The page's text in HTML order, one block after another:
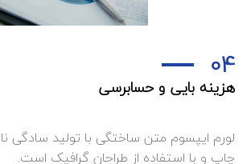
04
هزینه بایی و حسابرسی
لورم ایپسوم متن ساختگی با تولید سادگی
چاپ و با استفاده از طراحان گرافیک است.